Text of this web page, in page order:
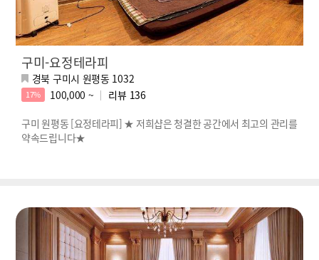
구미-요정테라피
경북 구미시 원평동 1032
17% 100,000 ~ 리뷰 136
구미 원평동 [요정테라피] ★ 저희샵은 청결한 공간에서 최고의 관리를
약속드립니다★